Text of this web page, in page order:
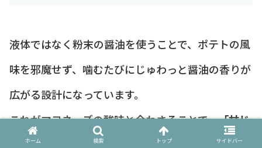
液体ではなく粉末の醤油を使うことで、ポテトの風
味を邪魔せず、噛むたびにじゅわっと醤油の香りが
広がる設計になっています。
これがマヨネーズの酸味と合わさることで、「甘じ
ょっぱい」の最高峰 を作り出しているんです。
ホーム 検索 トップ サイドバー